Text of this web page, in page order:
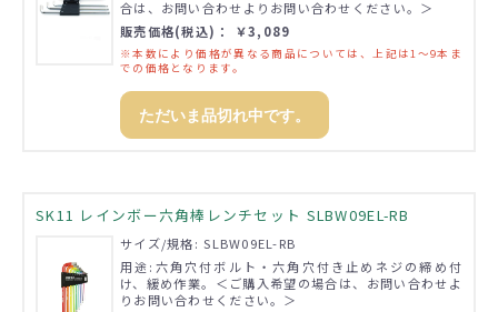
合は、お問い合わせよりお問い合わせください。＞
販売価格(税込)： ￥3,089
※本数により価格が異なる商品については、上記は1～9本ま
での価格となります。
ただいま品切れ中です。
SK11 レインボー六角棒レンチセット SLBW09EL-RB
サイズ/規格: SLBW09EL-RB
用途:六角穴付ボルト・六角穴付き止めネジの締め付
け、緩め作業。＜ご購入希望の場合は、お問い合わせよ
りお問い合わせください。＞